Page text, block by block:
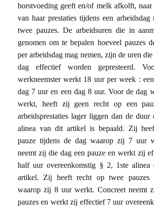
borstvoeding geeft en/of melk afkolft,
van haar prestaties tijdens een
twee pauzes. De arbeidsuren die in
genomen om te bepalen hoeveel pauzes
per arbeidsdag mag nemen, zijn de uren
dag effectief worden gepresteerd.
werkneemster werkt 18 uur per week :
dag 7 uur en een dag 8 uur. Voor de dag
werkt, heeft zij geen recht op een
arbeidsprestaties lager liggen dan de
alinea van dit artikel is bepaald. Zij
pauze tijdens de dag waarop zij 7 uur
neemt zij die dag een pauze en werkt zij
half uur overeenkomstig § 2, 1ste
artikel. Zij heeft recht op twee pauzes
waarop zij 8 uur werkt. Concreet neemt
pauzes en werkt zij effectief 7 uur